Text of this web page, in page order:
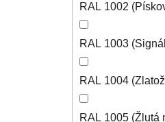
RAL 1002
RAL 1003
RAL 1004
RAL 1005 (Žlutá